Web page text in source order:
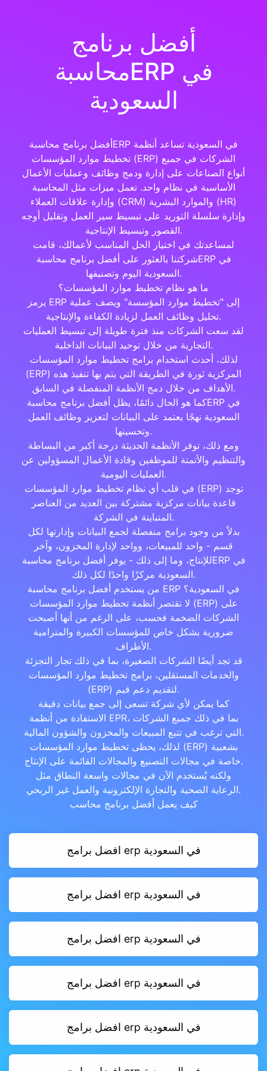
أفضل برنامج
محاسبةERP في
السعودية
أفضل برنامج محاسبةERP في السعودية تساعد أنظمة
تخطيط موارد المؤسسات (ERP) الشركات في جميع
أنواع الصناعات على إدارة ودمج وظائف وعمليات الأعمال
الأساسية في نظام واحد. تعمل ميزات مثل المحاسبة
وإدارة علاقات العملاء (CRM) والموارد البشرية (HR)
وإدارة سلسلة التوريد على تبسيط سير العمل وتقليل أوجه
القصور وتبسيط الإنتاجية.
لمساعدتك في اختيار الحل المناسب لأعمالك، قامت
شركتنا بالعثور على أفضل برنامج محاسبةERP في
السعودية اليوم وتصنيفها.
ما هو نظام تخطيط موارد المؤسسات؟
يرمز ERP إلى "تخطيط موارد المؤسسة" ويصف عملية
تحليل وظائف العمل لزيادة الكفاءة والإنتاجية.
لقد سعت الشركات منذ فترة طويلة إلى تبسيط العمليات
التجارية من خلال توحيد البيانات الداخلية.
لذلك، أحدث استخدام برامج تخطيط موارد المؤسسات
(ERP) المركزية ثورة في الطريقة التي يتم بها تنفيذ هذه
الأهداف من خلال دمج الأنظمة المنفصلة في السابق.
كما هو الحال دائمًا، يظل أفضل برنامج محاسبةERP في
السعودية نهجًا يعتمد على البيانات لتعزيز وظائف العمل
وتحسينها.
ومع ذلك، توفر الأنظمة الحديثة درجة أكبر من البساطة
والتنظيم والأتمتة للموظفين وقادة الأعمال المسؤولين عن
العمليات اليومية.
في قلب أي نظام تخطيط موارد المؤسسات (ERP) توجد
قاعدة بيانات مركزية مشتركة بين العديد من العناصر
المتباينة في الشركة.
بدلاً من وجود برامج منفصلة لجمع البيانات وإدارتها لكل
قسم - واحد للمبيعات، وواحد لإدارة المخزون، وآخر
للإنتاج، وما إلى ذلك - يوفر أفضل برنامج محاسبةERP في
السعودية مركزًا واحدًا لكل ذلك.
من يستخدم أفضل برنامج محاسبة ERP في السعودية؟
لا تقتصر أنظمة تخطيط موارد المؤسسات (ERP) على
الشركات الضخمة فحسب، على الرغم من أنها أصبحت
ضرورية بشكل خاص للمؤسسات الكبيرة والمترامية
الأطراف.
قد تجد أيضًا الشركات الصغيرة، بما في ذلك تجار التجزئة
والخدمات المستقلين، برامج تخطيط موارد المؤسسات
(ERP) لتقديم دعم قيم.
كما يمكن لأي شركة تسعى إلى جمع بيانات دقيقة
الاستفادة من أنظمة EPR، بما في ذلك جميع الشركات
التي ترغب في تتبع المبيعات والمخزون والشؤون المالية.
لذلك، يحظى تخطيط موارد المؤسسات (ERP) بشعبية
خاصة في مجالات التصنيع والمجالات القائمة على الإنتاج.
ولكنه يُستخدم الآن في مجالات واسعة النطاق مثل
الرعاية الصحية والتجارة الإلكترونية والعمل غير الربحي.
كيف يعمل أفضل برنامج محاسب
افضل برامج erp في السعودية
افضل برامج erp في السعودية
افضل برامج erp في السعودية
افضل برامج erp في السعودية
افضل برامج erp في السعودية